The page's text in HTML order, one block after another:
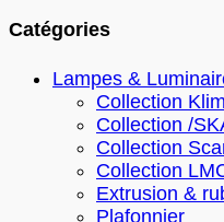
Catégories
Lampes &
Collection
Collection /
Collection
Collection
Extrusion &
Plafonnier